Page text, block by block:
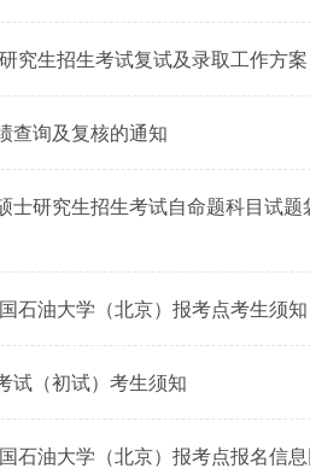
究生招生考试复试及录取工作方案
查询及复核的通知
士研究生招生考试自命题科目试
石油大学（北京）报考点考生须知
试（初试）考生须知
石油大学（北京）报考点报名信